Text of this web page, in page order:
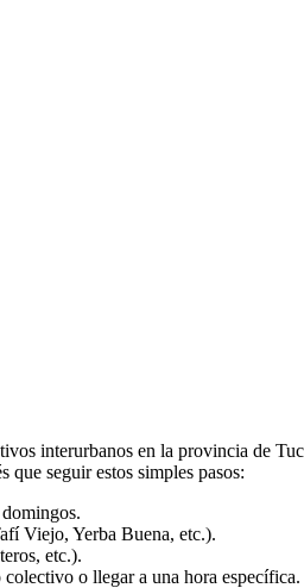
interurbanos en la provincia de
que seguir estos simples pasos:
Viejo, Yerba Buena, etc.).
etc.).
o llegar a una hora específica.